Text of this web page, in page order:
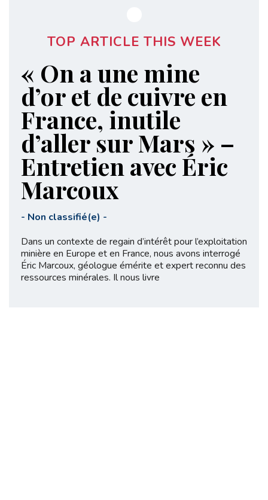
TOP ARTICLE THIS WEEK
« On a une mine
d’or et de cuivre en
France, inutile
d’aller sur Mars » –
Entretien avec Éric
Marcoux
- Non classifié(e) -
Dans un contexte de regain d’intérêt pour l’exploitation
minière en Europe et en France, nous avons interrogé
Éric Marcoux, géologue émérite et expert reconnu des
ressources minérales. Il nous livre